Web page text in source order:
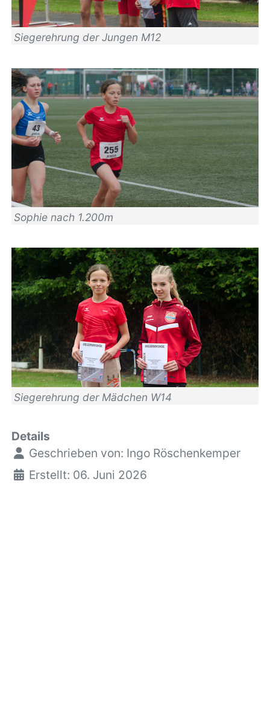
Siegerehrung der Jungen M12
Sophie nach 1.200m
Siegerehrung der Mädchen W14
Details
Geschrieben von: Ingo Röschenkemper
Erstellt: 06. Juni 2026